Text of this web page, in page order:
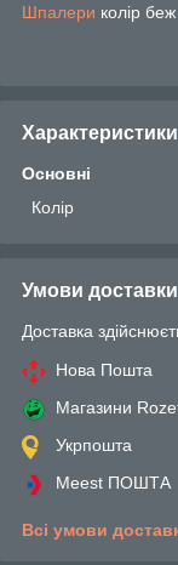
Шпалери колір беж
Характеристики
Основні
Колір
Умови доставки
Доставка
Нова Пошта
Магазини
Укрпошта
Meest ПОШТА
Всі умови